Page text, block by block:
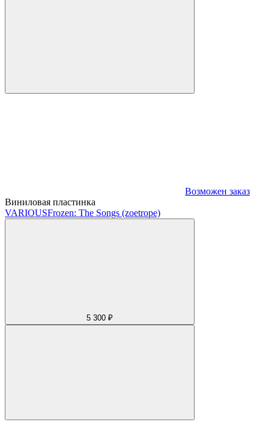
Возможен заказ
Виниловая пластинка
VARIOUSFrozen: The Songs (zoetrope)
5 300 ₽